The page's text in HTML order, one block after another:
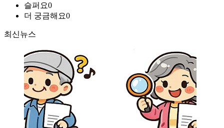
슬퍼요0
더 궁금해요0
최신뉴스